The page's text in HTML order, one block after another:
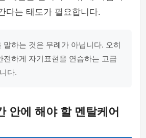
다는 태도가 필요합니다.
말하는 것은 무례가 아닙니다. 오히
전하게 자기표현을 연습하는 고급
다.
안에 해야 할 멘탈케어